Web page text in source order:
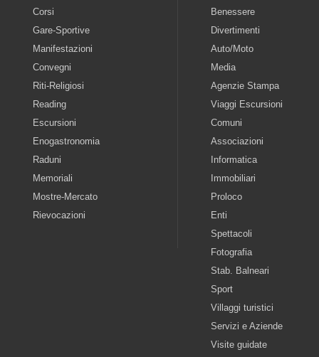
Corsi
Gare-Sportive
Manifestazioni
Convegni
Riti-Religiosi
Reading
Escursioni
Enogastronomia
Raduni
Memoriali
Mostre-Mercato
Rievocazioni
Benessere
Divertimenti
Auto/Moto
Media
Agenzie Stampa
Viaggi Escursioni
Comuni
Associazioni
Informatica
Immobiliari
Proloco
Enti
Spettacoli
Fotografia
Stab. Balneari
Sport
Villaggi turistici
Servizi e Aziende
Visite guidate